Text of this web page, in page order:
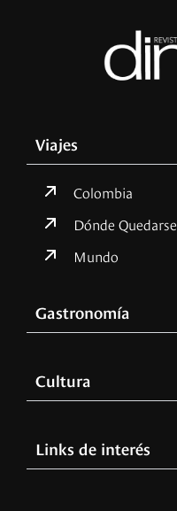
Viajes
Colombia
Dónde Quedarse
Mundo
Gastronomía
Cultura
Links de interés